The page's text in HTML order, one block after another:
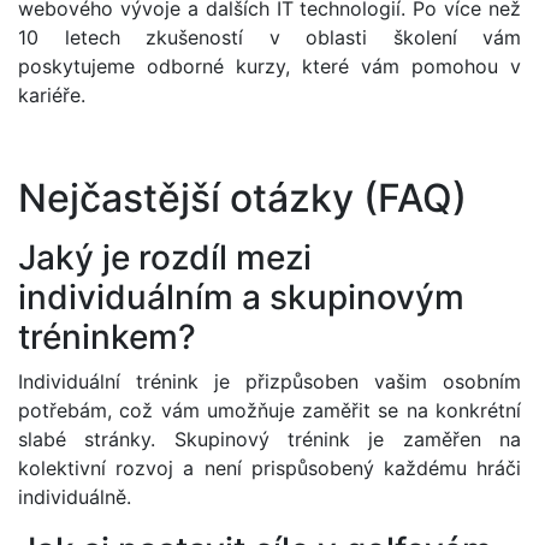
webového vývoje a dalších IT technologií. Po více než
10 letech zkušeností v oblasti školení vám
poskytujeme odborné kurzy, které vám pomohou v
kariéře.
Nejčastější otázky (FAQ)
Jaký je rozdíl mezi
individuálním a skupinovým
tréninkem?
Individuální trénink je přizpůsoben vašim osobním
potřebám, což vám umožňuje zaměřit se na konkrétní
slabé stránky. Skupinový trénink je zaměřen na
kolektivní rozvoj a není prispůsobený každému hráči
individuálně.